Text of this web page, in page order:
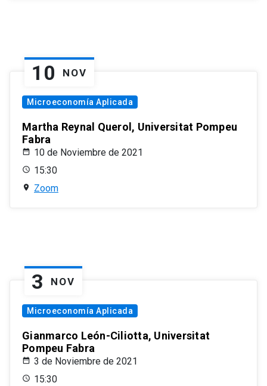
10 NOV
Microeconomía Aplicada
Martha Reynal Querol, Universitat Pompeu
Fabra
10 de Noviembre de 2021
15:30
Zoom
3 NOV
Microeconomía Aplicada
Gianmarco León-Ciliotta, Universitat
Pompeu Fabra
3 de Noviembre de 2021
15:30